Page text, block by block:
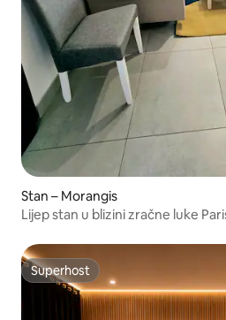
Stan – Morangis
Lijep stan u blizini zračne luke
Superhost
Superhost